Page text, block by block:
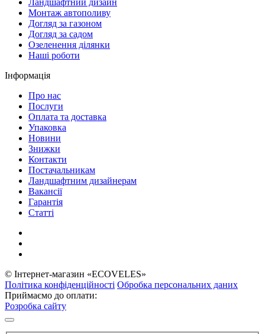
Монтаж автополиву
Догляд за газоном
Догляд за садом
Озеленення ділянки
Наші роботи
Інформація
Про нас
Послуги
Оплата та доставка
Упаковка
Новини
Знижки
Контакти
Постачальникам
Ландшафтним дизайнерам
Вакансії
Гарантія
Статті
© Інтернет-магазин «ECOVELES»
Політика конфіденційності Обробка персональних даних
Приймаємо до оплати:
Розробка сайту